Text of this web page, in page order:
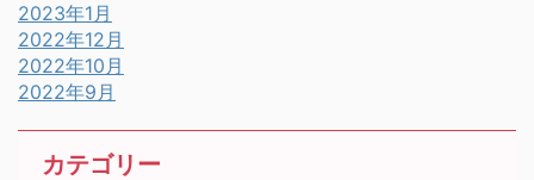
2023年1月
2022年12月
2022年10月
2022年9月
カテゴリー